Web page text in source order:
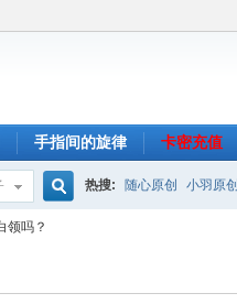
手指间的旋律 卡密充值
热搜: 随心原创 小羽原创
领吗？